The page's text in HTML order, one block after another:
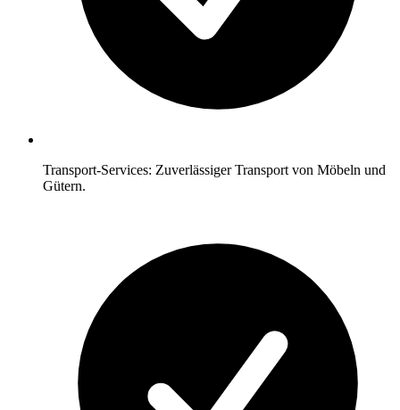
Transport-Services: Zuverlässiger Transport von Möbeln und
Gütern.